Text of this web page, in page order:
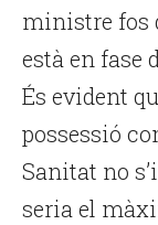
ministre fos
està en fase
És evident
possessió
Sanitat no
seria el